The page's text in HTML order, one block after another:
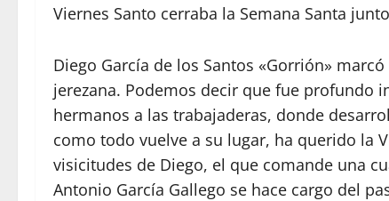
Viernes Santo cerraba la Semana Santa
Diego García de los Santos «Gorrión»
jerezana. Podemos decir que fue profundo
hermanos a las trabajaderas, donde
como todo vuelve a su lugar, ha querido la
visicitudes de Diego, el que comande una
Antonio García Gallego se hace cargo del